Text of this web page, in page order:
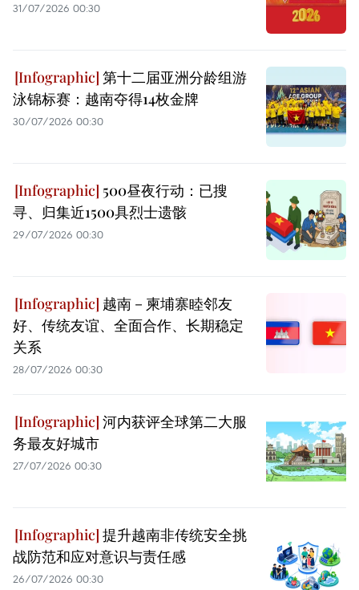
31/07/2026 00:30
第十二届亚洲分龄组游
泳锦标赛：越南夺得14枚金牌
30/07/2026 00:30
500昼夜行动：已搜
寻、归集近1500具烈士遗骸
29/07/2026 00:30
越南－柬埔寨睦邻友
好、传统友谊、全面合作、长期稳定
关系
28/07/2026 00:30
河内获评全球第二大服
务最友好城市
27/07/2026 00:30
提升越南非传统安全挑
战防范和应对意识与责任感
26/07/2026 00:30